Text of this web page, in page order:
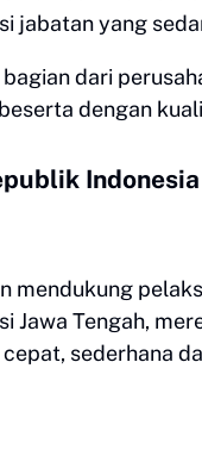
jabatan yang
dari
dengan
Indonesia
mendukung
Jawa Tengah,
sederhana